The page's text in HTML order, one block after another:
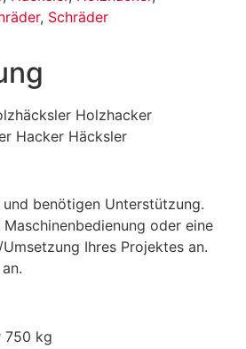
, Schräder
Holzhacker
Hacker Häcksler
benötigen Unterstützung.
oder eine
Ihres Projektes an.
750 kg